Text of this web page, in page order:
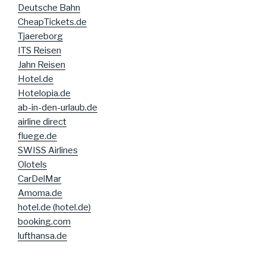
Deutsche Bahn
CheapTickets.de
Tjaereborg
ITS Reisen
Jahn Reisen
Hotel.de
Hotelopia.de
ab-in-den-urlaub.de
airline direct
fluege.de
SWISS Airlines
Olotels
CarDelMar
Amoma.de
hotel.de (hotel.de)
booking.com
lufthansa.de